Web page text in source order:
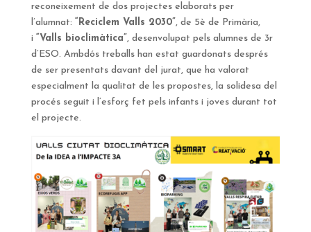
reconeixement de dos projectes elaborats per
l’alumnat: “Reciclem Valls 2030”, de 5è de Primària,
i “Valls bioclimàtica”, desenvolupat pels alumnes de 3r
d’ESO. Ambdós treballs han estat guardonats després
de ser presentats davant del jurat, que ha valorat
especialment la qualitat de les propostes, la solidesa del
procés seguit i l’esforç fet pels infants i joves durant tot
el projecte.